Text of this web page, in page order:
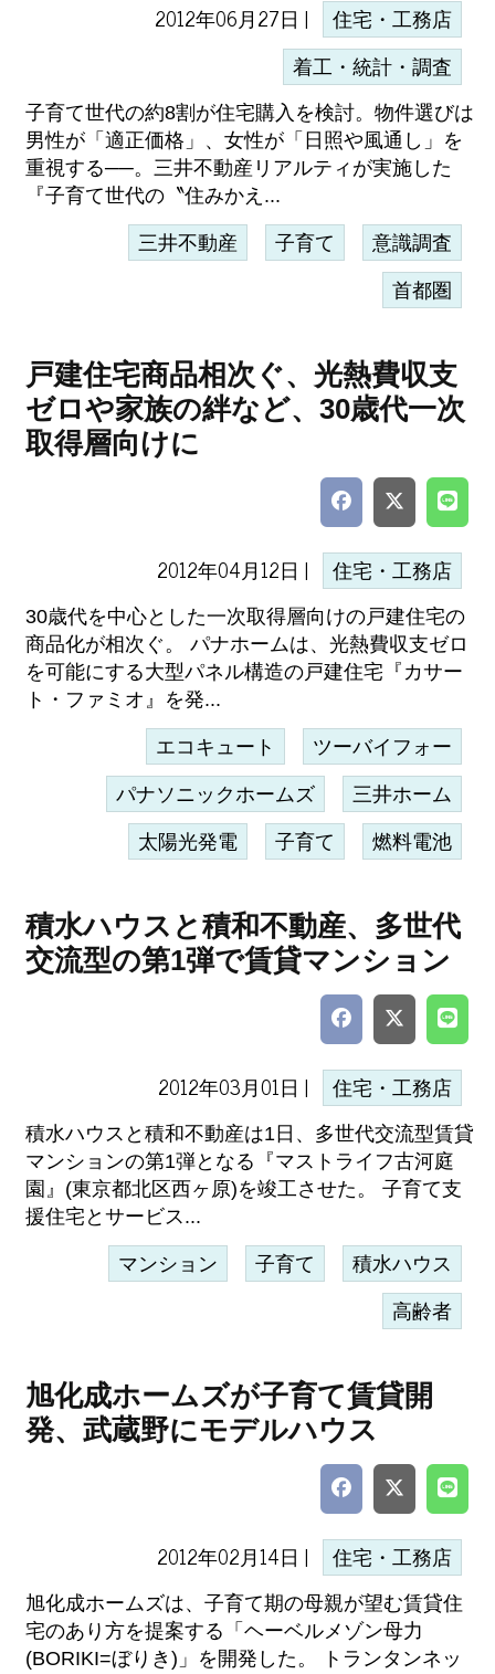
2012年06月27日 | 住宅・工務店
着工・統計・調査
子育て世代の約8割が住宅購入を検討。物件選びは
男性が「適正価格」、女性が「日照や風通し」を
重視する──。三井不動産リアルティが実施した
『子育て世代の〝住みかえ...
三井不動産 子育て 意識調査
首都圏
戸建住宅商品相次ぐ、光熱費収支
ゼロや家族の絆など、30歳代一次
取得層向けに
2012年04月12日 | 住宅・工務店
30歳代を中心とした一次取得層向けの戸建住宅の
商品化が相次ぐ。 パナホームは、光熱費収支ゼロ
を可能にする大型パネル構造の戸建住宅『カサー
ト・ファミオ』を発...
エコキュート ツーバイフォー
パナソニックホームズ 三井ホーム
太陽光発電 子育て 燃料電池
積水ハウスと積和不動産、多世代
交流型の第1弾で賃貸マンション
2012年03月01日 | 住宅・工務店
積水ハウスと積和不動産は1日、多世代交流型賃貸
マンションの第1弾となる『マストライフ古河庭
園』(東京都北区西ヶ原)を竣工させた。 子育て支
援住宅とサービス...
マンション 子育て 積水ハウス
高齢者
旭化成ホームズが子育て賃貸開
発、武蔵野にモデルハウス
2012年02月14日 | 住宅・工務店
旭化成ホームズは、子育て期の母親が望む賃貸住
宅のあり方を提案する「ヘーベルメゾン母力
(BORIKI=ぼりき)」を開発した。 トランタンネッ